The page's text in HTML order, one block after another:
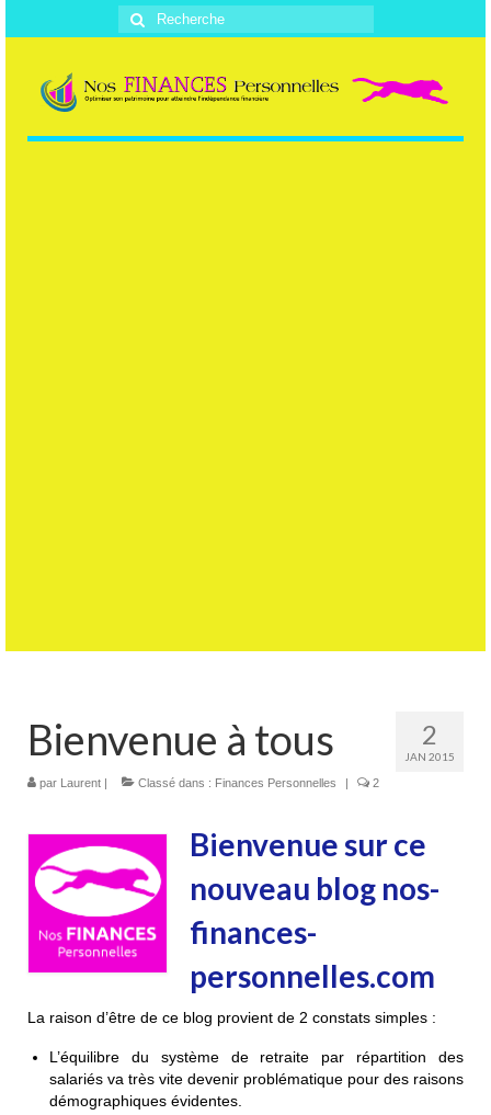
Rechercher
:
2
JAN 2015
Bienvenue à tous
par Laurent | Classé dans : Finances Personnelles | 2
Bienvenue sur ce
nouveau blog nos-
finances-
personnelles.com
La raison d’être de ce blog provient de 2 constats simples :
L’équilibre du système de retraite par répartition des
salariés va très vite devenir problématique pour des raisons
démographiques évidentes.